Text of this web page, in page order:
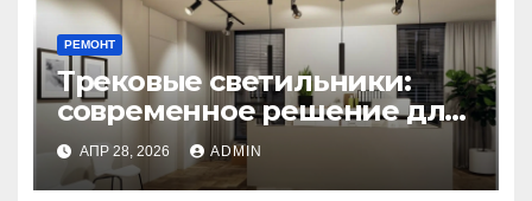
РЕМОНТ
Трековые светильники:
современное решение для
гибкого освещения
интерьеров
АПР 28, 2026 ADMIN